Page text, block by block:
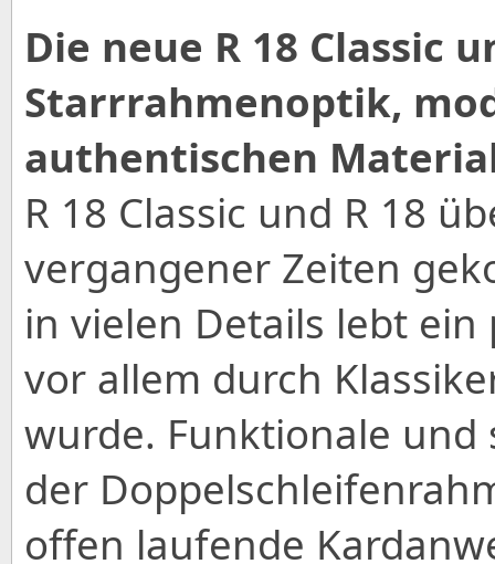
Die neue R 18 Classic
Starrrahmenoptik,
authentischen
R 18 Classic und R 18
vergangener Zeiten
in vielen Details lebt
vor allem durch
wurde. Funktionale und
der
offen laufende